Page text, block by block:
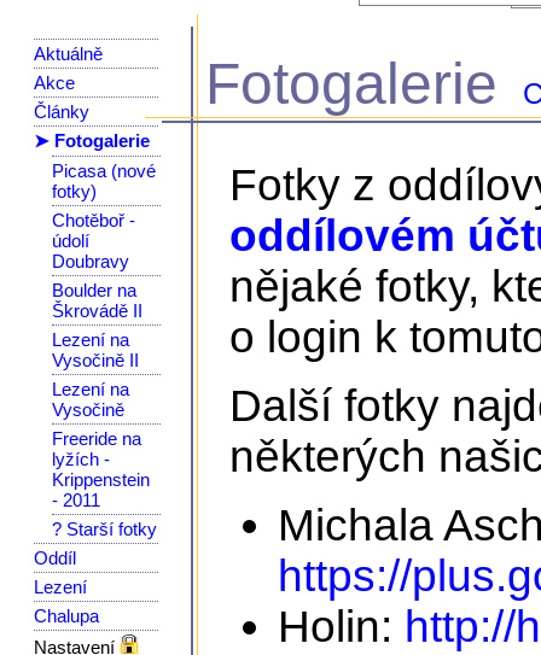
Aktuálně
Akce
Články
➤ Fotogalerie
Picasa (nové
fotky)
Chotěboř -
údolí
Doubravy
Boulder na
Škrovádě II
Lezení na
Vysočině II
Lezení na
Vysočině
Freeride na
lyžích -
Krippenstein
- 2011
? Starší fotky
Oddíl
Lezení
Chalupa
Nastavení
Fotogalerie
Fotky z
oddílovém
nějaké fotky,
o login k
Další fotky
některých
Michala
https://
Holin: http://